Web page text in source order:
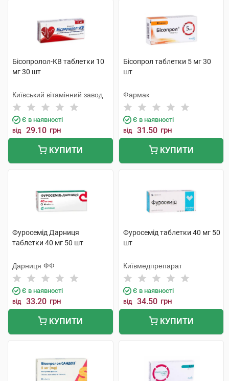
Бісопролол-КВ таблетки 10
мг 30 шт
Київський вітамінний завод
Є в наявності
від 29.10 грн
КУПИТИ
Бісопрол таблетки 5 мг 30
шт
Фармак
Є в наявності
від 31.50 грн
КУПИТИ
Фуросемід Дарниця
таблетки 40 мг 50 шт
Дарниця ФФ
Є в наявності
від 33.20 грн
КУПИТИ
Фуросемід таблетки 40 мг 50
шт
Київмедпрепарат
Є в наявності
від 34.50 грн
КУПИТИ